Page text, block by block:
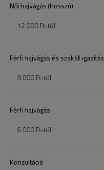
Női hajvágás (hosszú)
12 000 Ft-tól
Férfi hajvágás és szakáll igazítás
8 000 Ft-tól
Férfi hajvágás
6 000 Ft-tól
Konzultáció